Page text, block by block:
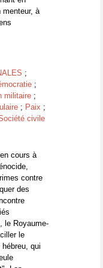
à
;
;
militaire ;
; Paix ;
civile
cours à
contre
des
le Royaume-
le
qui